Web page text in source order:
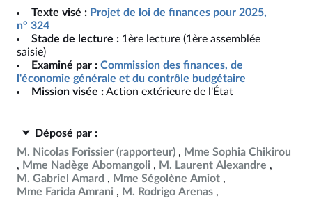
Texte visé : Projet de loi de finances pour 2025,
n° 324
Stade de lecture : 1ère lecture (1ère assemblée
saisie)
Examiné par : Commission des finances, de
l'économie générale et du contrôle budgétaire
Mission visée :Action extérieure de l'État
Déposé par :
M. Nicolas Forissier (rapporteur)
Mme Sophia Chikirou
Mme Nadège Abomangoli
M. Laurent Alexandre
M. Gabriel Amard
Mme Ségolène Amiot
Mme Farida Amrani
M. Rodrigo Arenas